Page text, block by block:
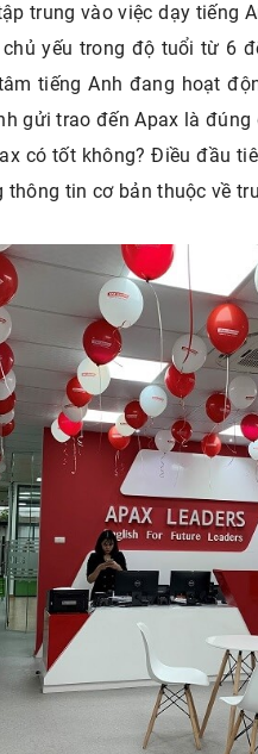
trung vào việc dạy tiếng
yếu trong độ tuổi từ 6
tiếng Anh đang hoạt
gửi trao đến Apax là
có tốt không? Điều đầu
thông tin cơ bản thuộc về